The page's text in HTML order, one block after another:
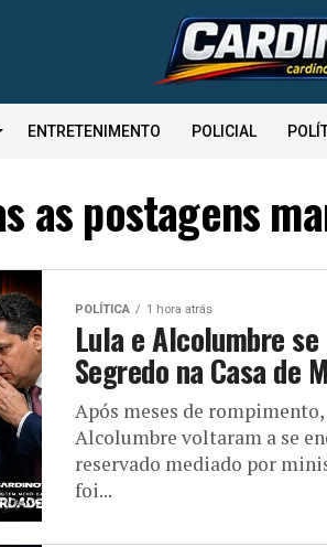
ENTRETENIMENTO POLICIAL
as postagens
POLÍTICA 1 hora atrás
Lula e Alcolumbre
Segredo na Casa de
Após meses de
Alcolumbre voltaram a se
reservado mediado por
foi...